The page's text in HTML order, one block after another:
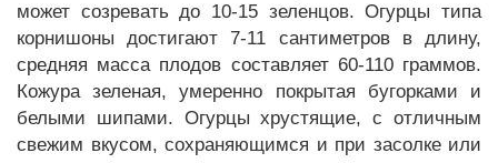
может созревать до 10-15 зеленцов. Огурцы типа
корнишоны достигают 7-11 сантиметров в длину,
средняя масса плодов составляет 60-110 граммов.
Кожура зеленая, умеренно покрытая бугорками и
белыми шипами. Огурцы хрустящие, с отличным
свежим вкусом, сохраняющимся и при засолке или